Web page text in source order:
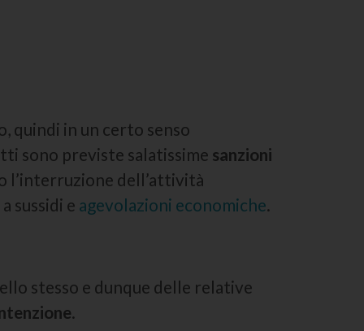
quindi in un certo senso
sono previste salatissime sanzioni
l’interruzione dell’attività
sussidi e agevolazioni economiche.
stesso e dunque delle relative
.